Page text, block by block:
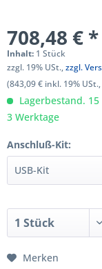
708,48 € *
Inhalt: 1 Stück
zzgl. 19% USt.,zzgl.
(843,09 € inkl. 19% USt.,
Lagerbestand.
3 Werktage
Anschluß-Kit:
Merken